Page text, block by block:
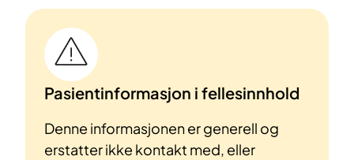
Pasientinformasjon i fellesinnhold
Denne informasjonen er generell og
erstatter ikke kontakt med, eller